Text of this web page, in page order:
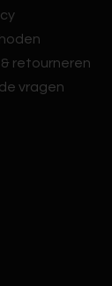
retourneren
vragen